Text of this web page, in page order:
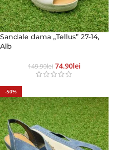
Sandale dama „Tellus” 27-14,
Alb
149.90Lei 74.90Lei
-50%